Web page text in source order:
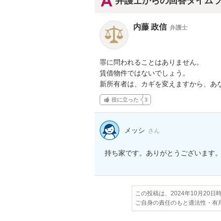
内藤 政信 弁護士
罪に問われることはありません。
賃借物件ではないでしょう。
新所有者は、カギを変えますから、
役に立った 3
メッシ さん
持ち家です。ありがとうございます
この投稿は、2024年10月20日
ご自身の責任のもと適法性・